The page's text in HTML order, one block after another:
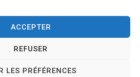
ACCEPTER
REFUSER
LES PRÉFÉRENCES